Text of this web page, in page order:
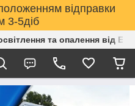
відправки
3-5діб
та опалення від